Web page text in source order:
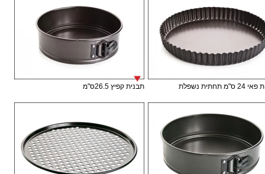
תחתית נשפלת תבנית קפיץ 26.5ס"מ